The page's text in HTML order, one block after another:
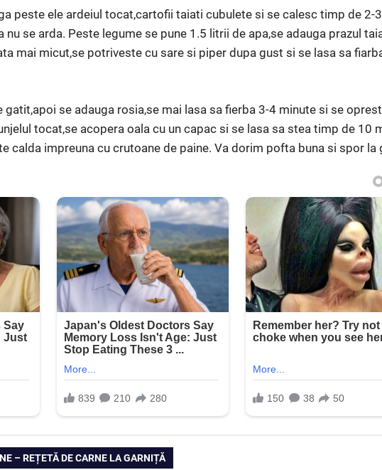
peste ele ardeiul tocat,cartofii taiati cubulete si se calesc timp de 2-
se arda. Peste legume se pune 1.5 litrii de apa,se adauga prazul
mai micut,se potriveste cu sare si piper dupa gust si se lasa sa
se adauga rosia,se mai lasa sa fierba 3-4 minute si se
tocat,se acopera oala cu un capac si se lasa sa stea timp de 10
calda impreuna cu crutoane de paine. Va dorim pofta buna si spor la
– REȚETĂ DE CARNE LA GARNIȚĂ